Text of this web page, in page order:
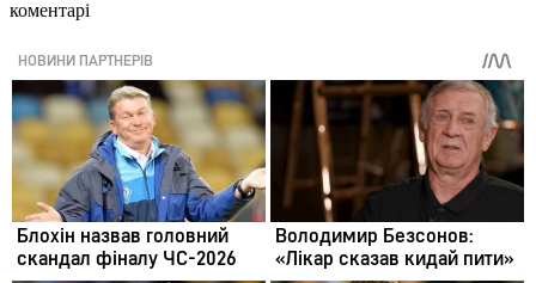
коментарі